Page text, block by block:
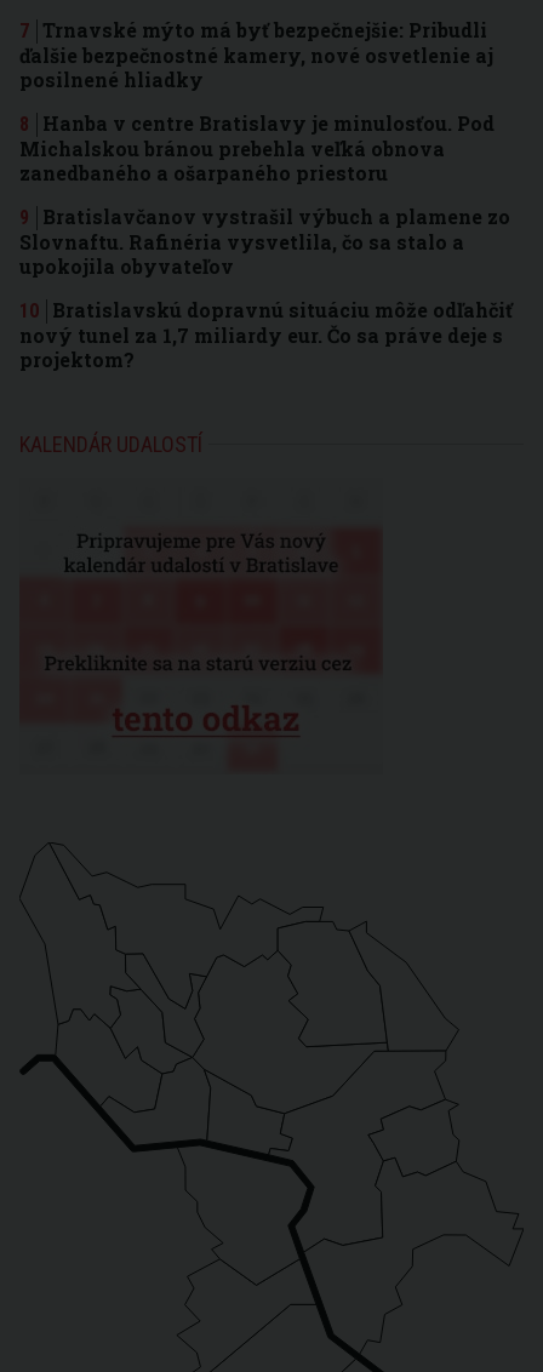
Trnavské mýto má byť bezpečnejšie: Pribudli
ďalšie bezpečnostné kamery, nové osvetlenie aj
posilnené hliadky
Hanba v centre Bratislavy je minulosťou. Pod
Michalskou bránou prebehla veľká obnova
zanedbaného a ošarpaného priestoru
Bratislavčanov vystrašil výbuch a plamene zo
Slovnaftu. Rafinéria vysvetlila, čo sa stalo a
upokojila obyvateľov
Bratislavskú dopravnú situáciu môže odľahčiť
nový tunel za 1,7 miliardy eur. Čo sa práve deje s
projektom?
KALENDÁR UDALOSTÍ